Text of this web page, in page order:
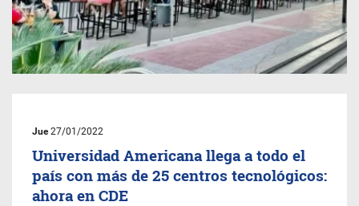
Jue27/01/2022
Universidad Americana llega a todo el
país con más de 25 centros tecnológicos:
ahora en CDE